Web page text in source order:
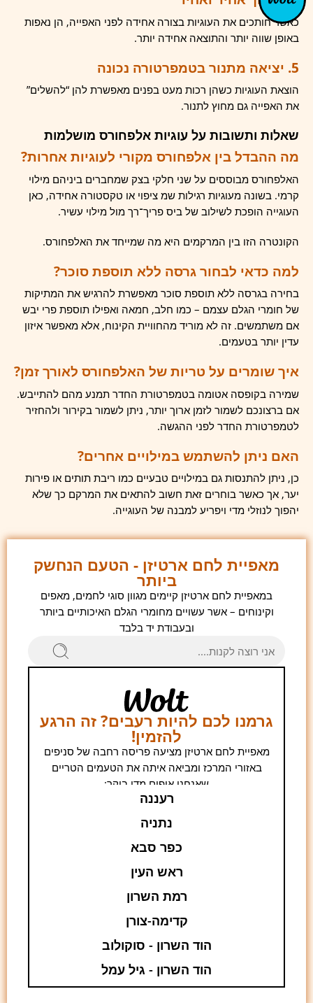
כאשר חותכים את העוגיות בצורה אחידה לפני האפייה, הן נאפות
באופן שווה יותר והתוצאה אחידה יותר.
5. יציאה מתנור בטמפרטורה נכונה
הוצאת העוגיות כשהן רכות מעט בפנים מאפשרת להן “להשלים”
את האפייה גם מחוץ לתנור.
שאלות ותשובות על עוגיות אלפחורס מושלמות
מה ההבדל בין אלפחורס מקורי לעוגיות אחרות?
האלפחורס מבוססים על שני חלקי בצק שמחברים ביניהם מילוי
קרמי. בשונה מעוגיות רגילות שמ ציפוי או טקסטורה אחידה, כאן
העוגייה הופכת לשילוב של ביס פריך־רך מול מילוי עשיר.
הקונטרה הזו בין המרקמים היא מה שמייחד את האלפחורס.
למה כדאי לבחור גרסה ללא תוספת סוכר?
בחירה בגרסה ללא תוספת סוכר מאפשרת להרגיש את המתיקות
של חומרי הגלם עצמם – כמו חלב, חמאה ואפילו תוספת פרי יבש
אם משתמשים. זה לא מוריד מהחוויית הקינוח, אלא מאפשר איזון
עדין יותר בטעמים.
איך שומרים על טריות של האלפחורס לאורך זמן?
שמירה בקופסה אטומה בטמפרטורת החדר תמנע מהם להתייבש.
אם ברצונכם לשמור לזמן ארוך יותר, ניתן לשמור בקירור ולהחזיר
לטמפרטורת החדר לפני ההגשה.
האם ניתן להשתמש במילויים אחרים?
כן, ניתן להתנסות גם במילויים טבעיים כמו ריבת תותים או פירות
יער, אך כאשר בוחרים זאת חשוב להתאים את המרקם כך שלא
יהפוך לנוזלי מדי ויפריע למבנה של העוגייה.
מאפיית לחם ארטיזן - הטעם הנחשק
ביותר
במאפיית לחם ארטיזן קיימים מגוון סוגי לחמים, מאפים
וקינוחים – אשר עשויים מחומרי הגלם האיכותיים ביותר
ובעבודת יד בלבד
גרמנו לכם להיות רעבים? זה הרגע
להזמין!
מאפיית לחם ארטיזן מציעה פריסה רחבה של סניפים
באזורי המרכז ומביאה איתה את הטעמים הטריים
שאנחנו אופים מדי בוקר:
רעננה
נתניה
כפר סבא
ראש העין
רמת השרון
קדימה-צורן
הוד השרון - סוקולוב
הוד השרון - גיל עמל